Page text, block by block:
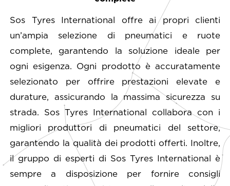
Sos Tyres International offre ai propri clienti
un’ampia selezione di pneumatici e ruote
complete, garantendo la soluzione ideale per
ogni esigenza. Ogni prodotto è accuratamente
selezionato per offrire prestazioni elevate e
durature, assicurando la massima sicurezza su
strada. Sos Tyres International collabora con i
migliori produttori di pneumatici del settore,
garantendo la qualità dei prodotti offerti. Inoltre,
il gruppo di esperti di Sos Tyres International è
sempre a disposizione per fornire consigli